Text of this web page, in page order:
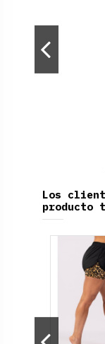
Los
producto